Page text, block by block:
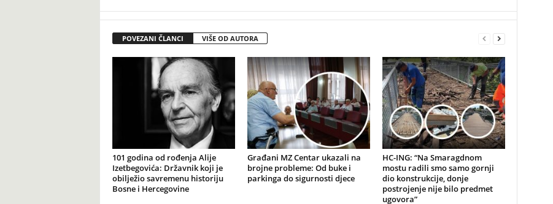
POVEZANI ČLANCI VIŠE OD AUTORA
101 godina od rođenja Alije
Izetbegovića: Državnik koji je
obilježio savremenu historiju
Bosne i Hercegovine
Građani MZ Centar ukazali na
brojne probleme: Od buke i
parkinga do sigurnosti djece
HC-ING: “Na Smaragdnom
mostu radili smo samo gornji
dio konstrukcije, donje
postrojenje nije bilo predmet
ugovora”